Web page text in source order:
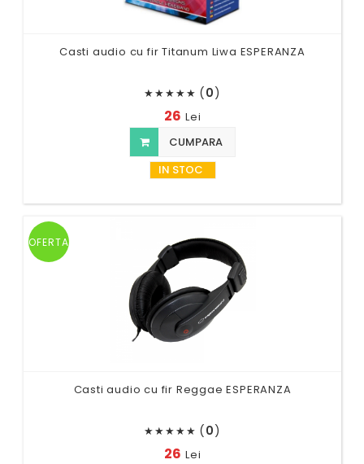
Casti audio cu fir Titanum Liwa ESPERANZA
★★★★★ (0)
26 Lei
CUMPARA
IN STOC
OFERTA
Casti audio cu fir Reggae ESPERANZA
★★★★★ (0)
26 Lei